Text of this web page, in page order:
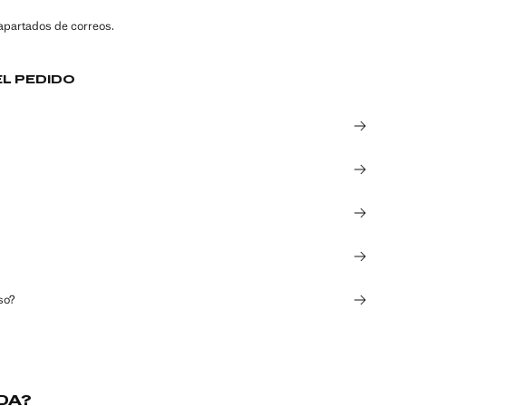
de correos.
PEDIDO